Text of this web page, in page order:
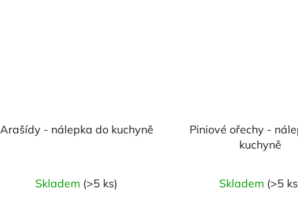
Arašídy - nálepka do kuchyně
Skladem (>5 ks)
Piniové ořechy -
kuchyně
Skladem (>5